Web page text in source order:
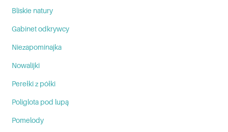
Bliskie natury
Gabinet odkrywcy
Niezapominajka
Nowalijki
Perełki z półki
Poliglota pod lupą
Pomelody